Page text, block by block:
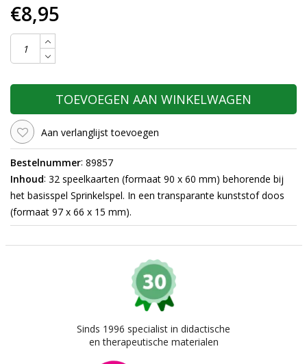
€8,95
TOEVOEGEN AAN WINKELWAGEN
Aan verlanglijst toevoegen
Bestelnummer: 89857
Inhoud: 32 speelkaarten (formaat 90 x 60 mm) behorende bij
het basisspel Sprinkelspel. In een transparante kunststof doos
(formaat 97 x 66 x 15 mm).
Sinds 1996 specialist in didactische
en therapeutische materialen